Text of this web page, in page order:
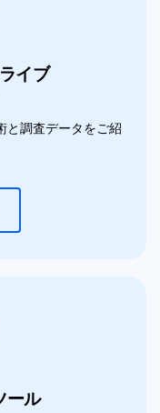
イブ
と調査データをご紹
ール